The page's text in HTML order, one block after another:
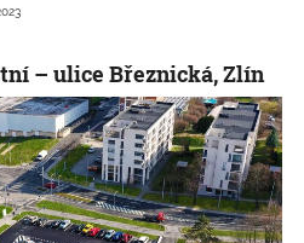
– ulice Březnická, Zlín